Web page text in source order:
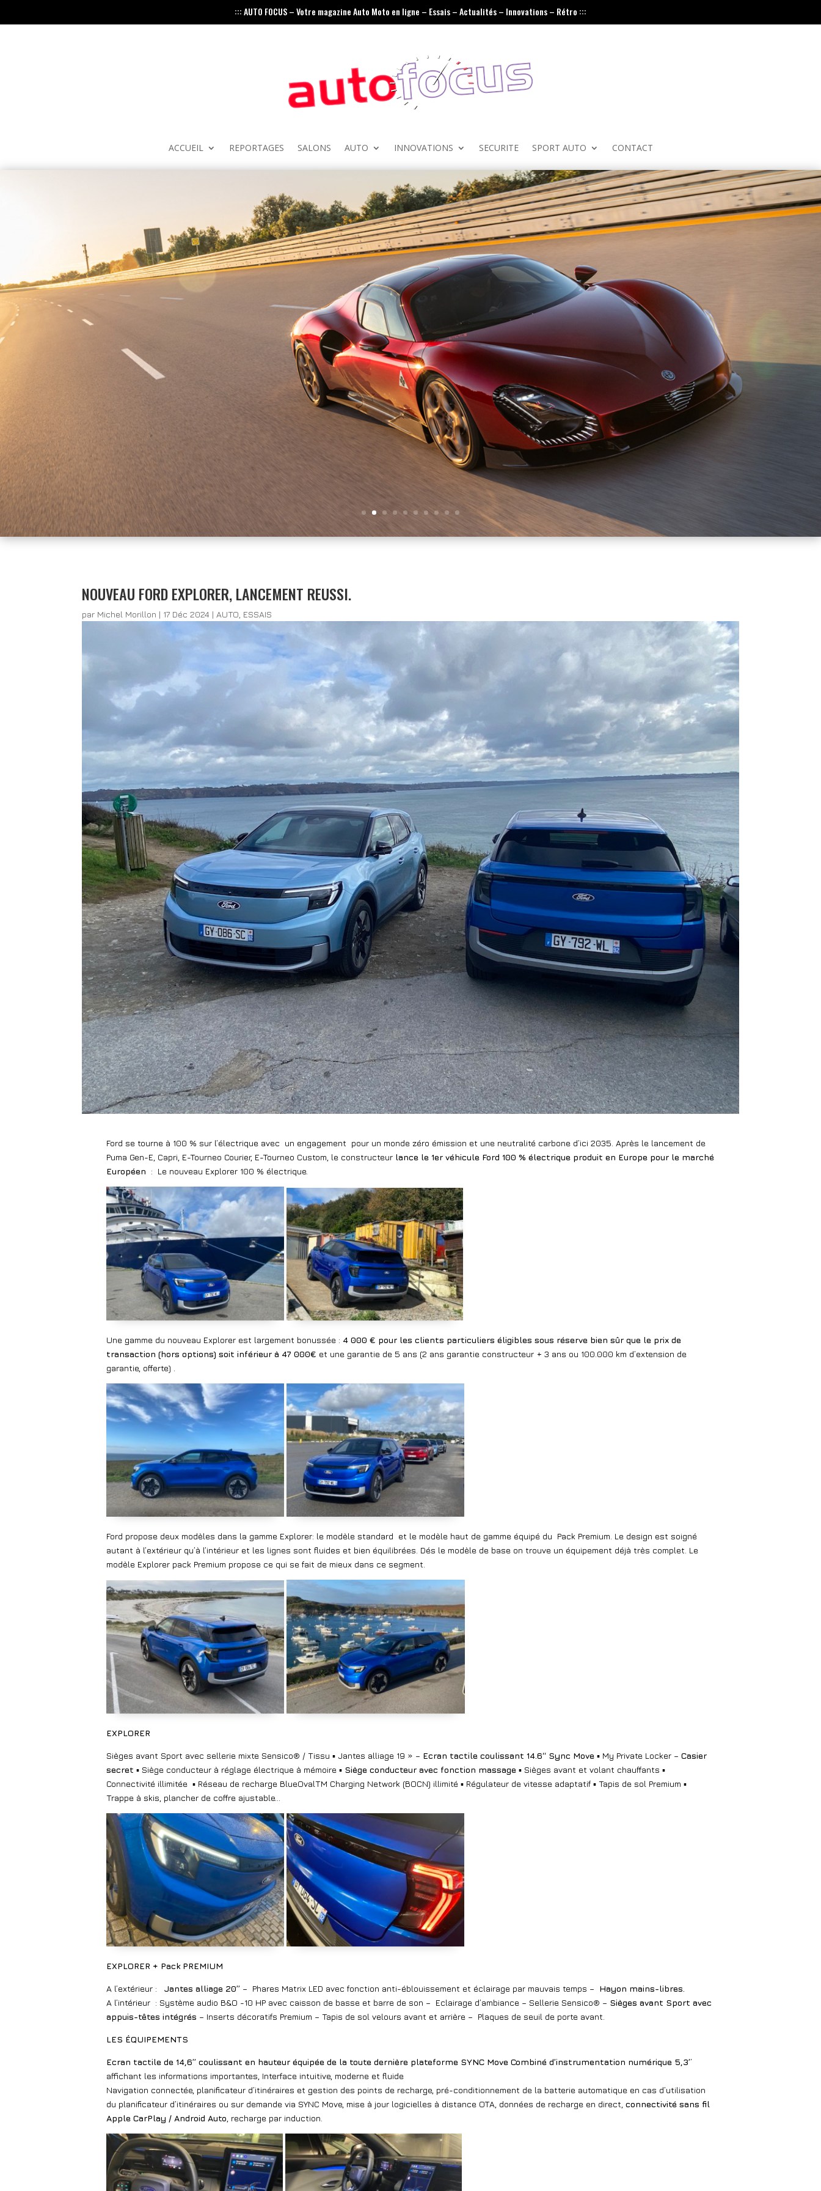
::: AUTO FOCUS – Votre magazine Auto Moto en ligne – Essais – Actualités – Innovations – Rétro :::
ACCUEIL REPORTAGES SALONS AUTO INNOVATIONS SECURITE SPORT AUTO CONTACT
NOUVEAU FORD EXPLORER, LANCEMENT REUSSI.
par Michel Morillon | 17 Déc 2024 | AUTO ESSAIS
Ford se tourne à 100 % sur l’électrique avec un engagement pour un monde zéro émission et une neutralité carbone d’ici 2035. Après le lancement de
Puma Gen-E, Capri, E-Tourneo Courier, E-Tourneo Custom, le constructeur lance le 1er véhicule Ford 100 % électrique produit en Europe pour le marché
Européen : Le nouveau Explorer 100 % électrique.
Une gamme du nouveau Explorer est largement bonussée : 4 000 € pour les clients particuliers éligibles sous réserve bien sûr que le prix de
transaction (hors options) soit inférieur à 47 000€ et une garantie de 5 ans (2 ans garantie constructeur + 3 ans ou 100.000 km d’extension de
garantie, offerte) .
Ford propose deux modèles dans la gamme Explorer: le modèle standard et le modèle haut de gamme équipé du Pack Premium. Le design est soigné
autant à l’extérieur qu’à l’intérieur et les lignes sont fluides et bien équilibrées. Dés le modèle de base on trouve un équipement déjà très complet. Le
modèle Explorer pack Premium propose ce qui se fait de mieux dans ce segment.
EXPLORER
Sièges avant Sport avec sellerie mixte Sensico® / Tissu ▪ Jantes alliage 19 » – Ecran tactile coulissant 14.6‘‘ Sync Move ▪ My Private Locker –Casier
secret ▪ Siège conducteur à réglage électrique à mémoire ▪ Siège conducteur avec fonction massage ▪ Sièges avant et volant chauffants ▪
Connectivité illimitée ▪ Réseau de recharge BlueOvalTM Charging Network (BOCN) illimité ▪ Régulateur de vitesse adaptatif ▪ Tapis de sol Premium ▪
Trappe à skis, plancher de coffre ajustable…
EXPLORER + Pack PREMIUM
A l’extérieur : Jantes alliage 20’’ – Phares Matrix LED avec fonction anti-éblouissement et éclairage par mauvais temps – Hayon mains-libres.
A l’intérieur : Système audio B&O -10 HP avec caisson de basse et barre de son – Eclairage d’ambiance – Sellerie Sensico® – Sièges avant Sport avec
appuis-têtes intégrés – Inserts décoratifs Premium – Tapis de sol velours avant et arrière – Plaques de seuil de porte avant.
LES ÉQUIPEMENTS
Ecran tactile de 14,6’’ coulissant en hauteur équipée de la toute dernière plateforme SYNC Move Combiné d’instrumentation numérique 5,3’’
affichant les informations importantes, Interface intuitive, moderne et fluide
Navigation connectée, planificateur d’itinéraires et gestion des points de recharge, pré-conditionnement de la batterie automatique en cas d’utilisation
du planificateur d’itinéraires ou sur demande via SYNC Move, mise à jour logicielles à distance OTA, données de recharge en direct,connectivité sans fil
Apple CarPlay / Android Auto , recharge par induction.